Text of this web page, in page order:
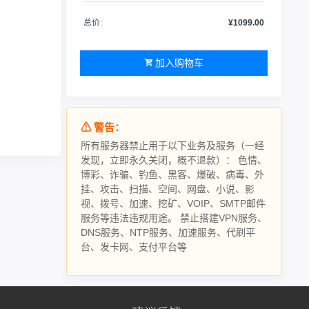
总价: ¥1099.00
加入购物车
⚠ 警告：
所有服务器禁止用于以下业务及服务（一经
发现，立即永久关闭，概不退款）： 色情、
博彩、诈骗、钓鱼、黑客、爆破、病毒、外
挂、攻击、扫描、空间、网盘、小说、影
视、拨号、加速、挖矿、VOIP、SMTP邮件
服务等违法违规用途。 禁止搭建VPN服务、
DNS服务、NTP服务、加速服务、代刷平
台、发卡网、支付平台等